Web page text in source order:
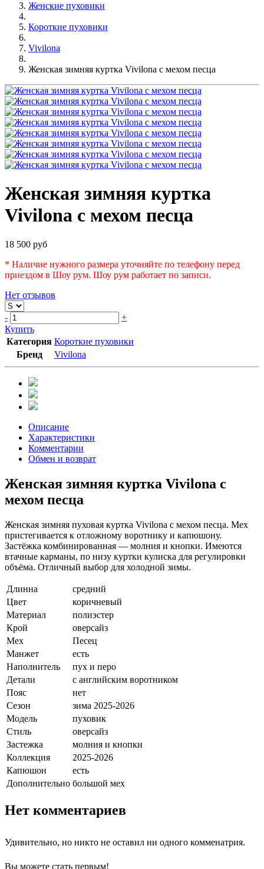
Женские пуховики
Короткие пуховики
Vivilona
Женская зимняя куртка Vivilona с мехом песца
Женская зимняя куртка
Vivilona с мехом песца
18 500 руб
* Наличие нужного размера уточняйте по телефону перед
приездом в Шоу рум. Шоу рум работает по записи.
Нет отзывов
-
+
Купить
Категория Короткие пуховики
Бренд
Vivilona
Описание
Характеристики
Комментарии
Обмен и возврат
Женская зимняя куртка Vivilona с
мехом песца
Женская зимняя пуховая куртка Vivilona с мехом песца. Мех
пристегивается к отложному воротнику и капюшону.
Застёжка комбинированная — молния и кнопки. Имеются
втачные карманы, по низу куртки кулиска для регулировки
объёма. Отличный выбор для холодной зимы.
Длинна
средний
Цвет
коричневый
Материал
полиэстер
Крой
оверсайз
Мех
Песец
Манжет
есть
Наполнитель
пух и перо
Детали
с английским воротником
Пояс
нет
Сезон
зима 2025-2026
Модель
пуховик
Стиль
оверсайз
Застежка
молния и кнопки
Коллекция
2025-2026
Капюшон
есть
Дополнительно большой мех
Нет комментариев
Удивительно, но никто не оставил ни одного комменатрия.
Вы можете стать первым!